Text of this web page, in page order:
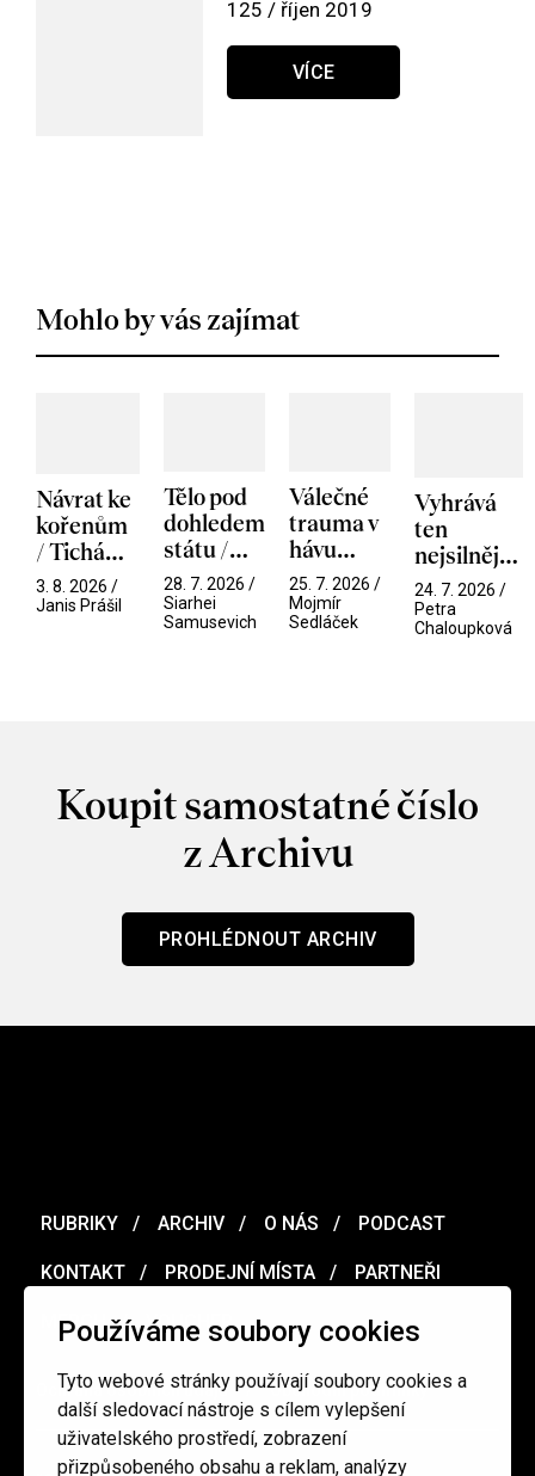
Používáme soubory cookies
Tyto webové stránky používají soubory cookies a
další sledovací nástroje s cílem vylepšení
uživatelského prostředí, zobrazení
přizpůsobeného obsahu a reklam, analýzy
125 / říjen 2019
VÍCE
Mohlo by vás zajímat
Návrat ke
kořenům
/ Tichá
přítelkyně
3. 8. 2026 /
Janis Prášil
Tělo pod
dohledem
státu /
Pramen
28. 7. 2026 /
Siarhei
Samusevich
Válečné
trauma v
hávu
spektáklu
/ Odyssea
25. 7. 2026 /
Mojmír
Sedláček
Vyhrává
ten
nejsilnější
/ V nitru
manosféry
24. 7. 2026 /
Petra
Chaloupková
Koupit samostatné číslo
z Archivu
PROHLÉDNOUT ARCHIV
RUBRIKY ARCHIV O NÁS PODCAST
KONTAKT PRODEJNÍ MÍSTA PARTNEŘI
MERCH VOUCHER
Ochrana osobních údajů / Obchodní podmínky